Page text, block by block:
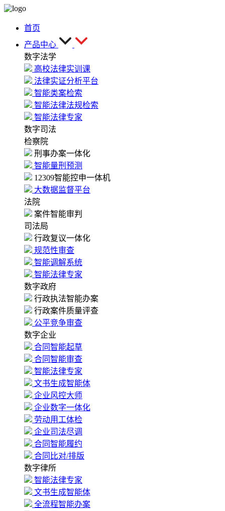
首页
产品中心
数字法学
高校法律实训课
法律实证分析平台
智能类案检索
智能法律法规检索
智能法律专家
数字司法
检察院
刑事办案一体化
智能量刑预测
12309智能控申一体机
大数据监督平台
法院
案件智能审判
司法局
行政复议一体化
规范性审查
智能调解系统
智能法律专家
数字政府
行政执法智能办案
行政案件质量评查
公平竞争审查
数字企业
合同智能起草
合同智能审查
智能法律专家
文书生成智能体
企业风控大师
企业数字一体化
劳动用工体检
企业司法尽调
合同智能履约
合同比对/排版
数字律所
智能法律专家
文书生成智能体
全流程智能办案